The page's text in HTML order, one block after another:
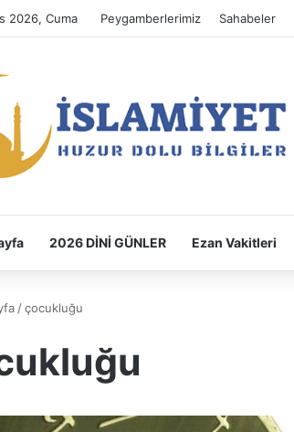
2026, Cuma Peygamberlerimiz Sahabeler
2026 DİNİ GÜNLER Ezan Vakitleri
/çocukluğu